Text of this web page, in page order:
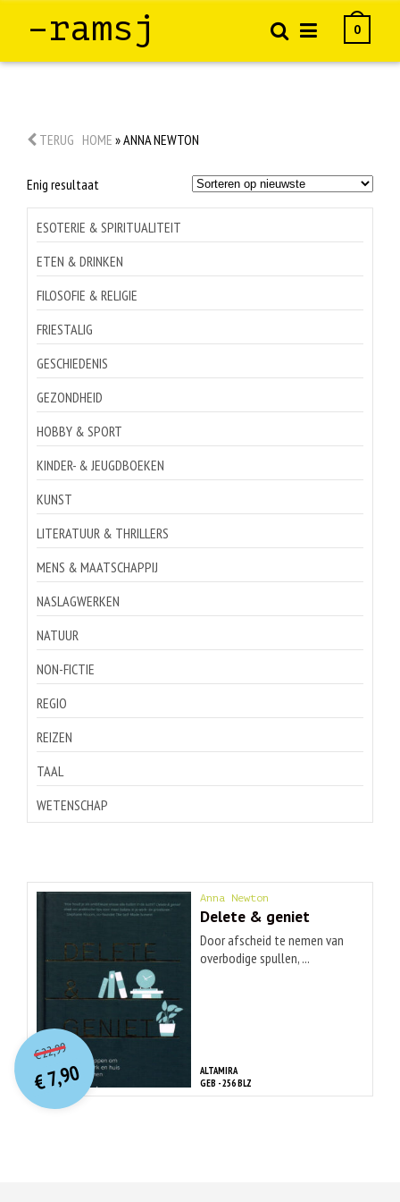
–ramsj 0
TERUG HOME »ANNA NEWTON
Enig resultaat
ESOTERIE & SPIRITUALITEIT
ETEN & DRINKEN
FILOSOFIE & RELIGIE
FRIESTALIG
GESCHIEDENIS
GEZONDHEID
HOBBY & SPORT
KINDER- & JEUGDBOEKEN
KUNST
LITERATUUR & THRILLERS
MENS & MAATSCHAPPIJ
NASLAGWERKEN
NATUUR
NON-FICTIE
REGIO
REIZEN
TAAL
WETENSCHAP
Anna Newton
Delete & geniet
Door afscheid te nemen van
overbodige spullen, ...
ALTAMIRA
GEB - 256 BLZ
€22,99O
orspr
onkelijke
prijs
was:
€ 22,99.
€7,90
Huidige
prijs
is:
€ 7,90.